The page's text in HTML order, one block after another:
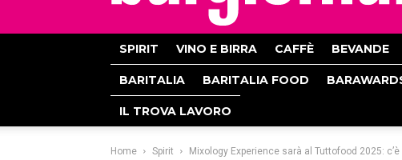
SPIRIT VINO E BIRRA CAFFÈ BEVANDE
BARITALIA BARITALIA FOOD
IL TROVA LAVORO
Home Spirit Mixology Experience sarà al Tuttofood 2025: c’è